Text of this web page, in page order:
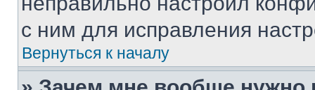
с ним для исправления
Вернуться к началу